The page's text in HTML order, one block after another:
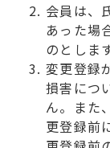
会員は、
あった場
のとしま
変更登録
損害につ
ん。また
更登録前